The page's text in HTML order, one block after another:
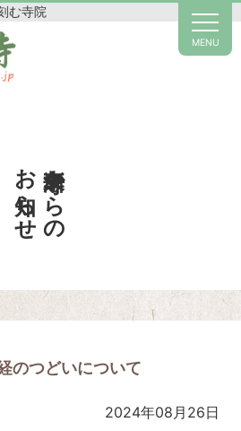
む寺院
MENU
東漸寺からの
お知らせ
のつどいについて
2024年08月26日